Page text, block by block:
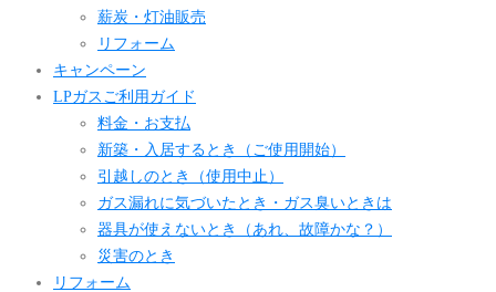
薪炭・灯油販売
リフォーム
キャンペーン
LPガスご利用ガイド
料金・お支払
新築・入居するとき（ご使用開始）
引越しのとき（使用中止）
ガス漏れに気づいたとき・ガス臭いときは
器具が使えないとき（あれ、故障かな？）
災害のとき
リフォーム